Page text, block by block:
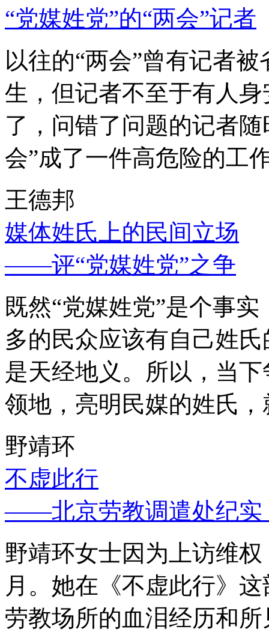
“党媒姓党”的“两会”记者
以往的“两会”曾有记者
生，但记者不至于有人
了，问错了问题的记者
会”成了一件高危险的工
王德邦
媒体姓氏上的民间立场
——评“党媒姓党”之争
既然“党媒姓党”是个事
多的民众应该有自己姓
是天经地义。所以，当
领地，亮明民媒的姓氏
野靖环
不虚此行
——北京劳教调遣处纪实
野靖环女士因为上访维
月。她在《不虚此行》
劳教场所的血泪经历和